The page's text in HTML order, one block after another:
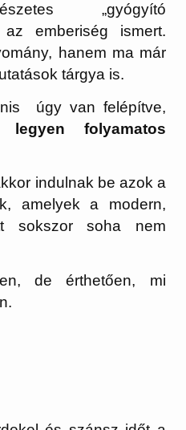
„gyógyító
az emberiség ismert.
hanem ma már
tárgya is.
úgy van felépítve,
legyen folyamatos
indulnak be azok a
amelyek a modern,
sokszor soha nem
de érthetően, mi